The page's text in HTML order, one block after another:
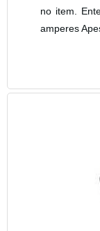
no item.
amperes